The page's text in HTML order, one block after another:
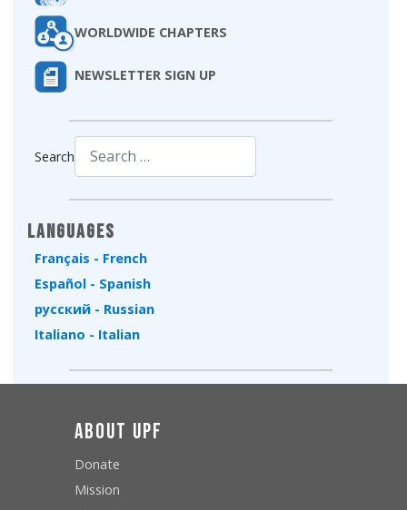
WORLDWIDE CHAPTERS
NEWSLETTER SIGN UP
Search
Languages
Français - French
Español - Spanish
русский - Russian
Italiano - Italian
About UPF
Donate
Mission